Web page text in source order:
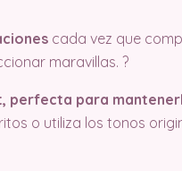
cada vez que
maravillas. ?
perfecta para
o utiliza los tonos